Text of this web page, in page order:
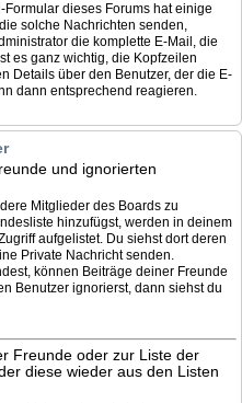
dieses Forums hat einige
solche Nachrichten senden,
die komplette E-Mail, die
es ganz wichtig, die Kopfzeilen
Details über den Benutzer, der die E-
dann entsprechend reagieren.
und ignorierten
Mitglieder des Boards zu
hinzufügst, werden in deinem
aufgelistet. Du siehst dort deren
Private Nachricht senden.
können Beiträge deiner Freunde
Benutzer ignorierst, dann siehst du
Freunde oder zur Liste der
diese wieder aus den Listen